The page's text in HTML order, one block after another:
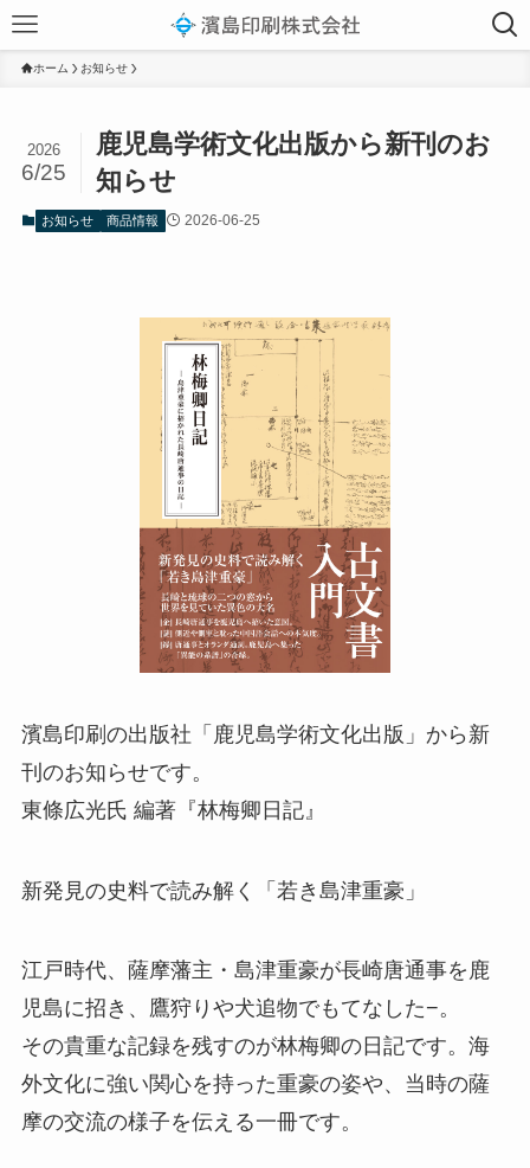
ホーム お知らせ
鹿児島学術文化出版から新刊のお
知らせ
2026
6/25
お知らせ 商品情報 2026-06-25
濱島印刷の出版社「鹿児島学術文化出版」から新
刊のお知らせです。
東條広光氏 編著『林梅卿日記』
新発見の史料で読み解く「若き島津重豪」
江戸時代、薩摩藩主・島津重豪が長崎唐通事を鹿
児島に招き、鷹狩りや犬追物でもてなした−。
その貴重な記録を残すのが林梅卿の日記です。海
外文化に強い関心を持った重豪の姿や、当時の薩
摩の交流の様子を伝える一冊です。